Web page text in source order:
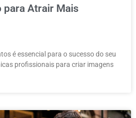
para Atrair Mais
é essencial para o sucesso do seu
profissionais para criar imagens